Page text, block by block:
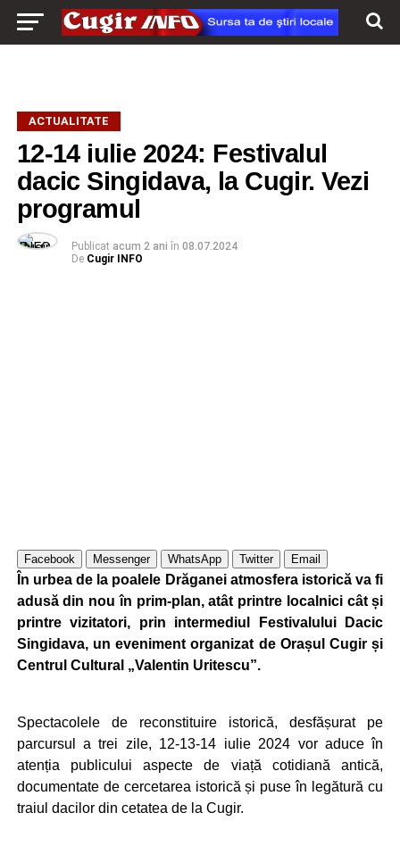
ACTUALITATE
12-14 iulie 2024: Festivalul
dacic Singidava, la Cugir. Vezi
programul
Publicat acum 2 ani în 08.07.2024
De Cugir INFO
Facebook Messenger WhatsApp Twitter Email
În urbea de la poalele Drăganei atmosfera istorică va fi
adusă din nou în prim-plan, atât printre localnici cât și
printre vizitatori, prin intermediul Festivalului Dacic
Singidava, un eveniment organizat de Orașul Cugir și
Centrul Cultural „Valentin Uritescu”.
Spectacolele de reconstituire istorică, desfășurat pe
parcursul a trei zile, 12-13-14 iulie 2024 vor aduce în
atenția publicului aspecte de viață cotidiană antică,
documentate de cercetarea istorică și puse în legătură cu
traiul dacilor din cetatea de la Cugir.